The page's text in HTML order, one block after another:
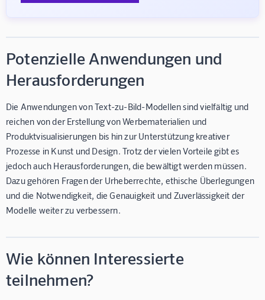
Potenzielle Anwendungen und
Herausforderungen
Die Anwendungen von Text-zu-Bild-Modellen sind vielfältig und
reichen von der Erstellung von Werbematerialien und
Produktvisualisierungen bis hin zur Unterstützung kreativer
Prozesse in Kunst und Design. Trotz der vielen Vorteile gibt es
jedoch auch Herausforderungen, die bewältigt werden müssen.
Dazu gehören Fragen der Urheberrechte, ethische Überlegungen
und die Notwendigkeit, die Genauigkeit und Zuverlässigkeit der
Modelle weiter zu verbessern.
Wie können Interessierte
teilnehmen?